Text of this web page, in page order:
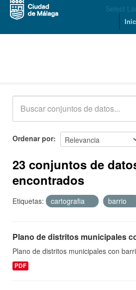
Select
Acerca de
Ordenar por
23 conjuntos de
encontrados
Etiquetas: cartografia barrio
Plano de distritos municipales
Plano de distritos municipales con
PDF